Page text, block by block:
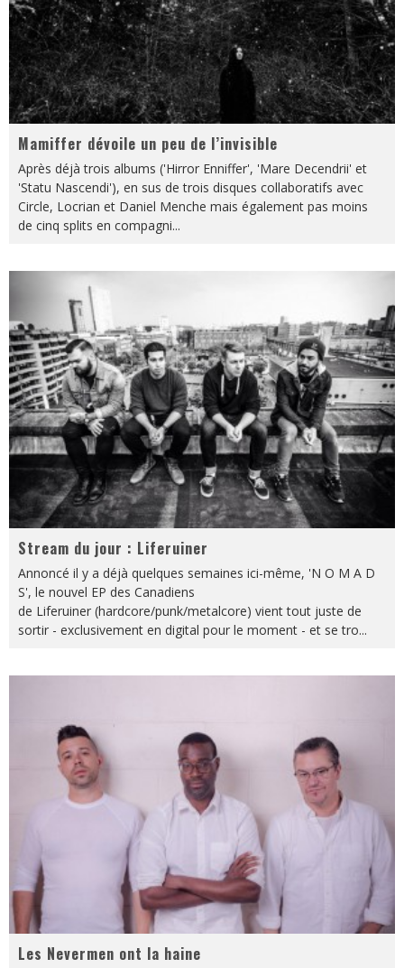
Mamiffer dévoile un peu de l’invisible
Après déjà trois albums ('Hirror Enniffer', 'Mare Decendrii' et
'Statu Nascendi'), en sus de trois disques collaboratifs avec
Circle, Locrian et Daniel Menche mais également pas moins
de cinq splits en compagni...
Stream du jour : Liferuiner
Annoncé il y a déjà quelques semaines ici-même, 'N O M A D
S', le nouvel EP des Canadiens
de Liferuiner (hardcore/punk/metalcore) vient tout juste de
sortir - exclusivement en digital pour le moment - et se tro...
Les Nevermen ont la haine